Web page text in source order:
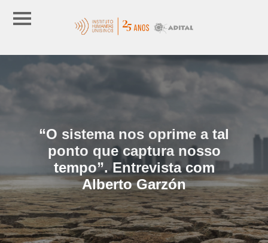
“O sistema nos oprime a tal
ponto que captura nosso
tempo”. Entrevista com
Alberto Garzón